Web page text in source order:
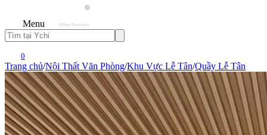
Menu
0
Trang chủ/Nội Thất Văn Phòng/Khu Vực Lễ Tân/Quầy Lễ Tân